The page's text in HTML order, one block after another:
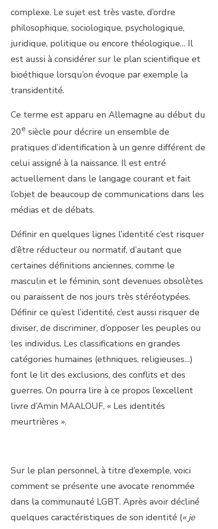
complexe. Le sujet est très vaste, d’ordre
philosophique, sociologique, psychologique,
juridique, politique ou encore théologique… Il
est aussi à considérer sur le plan scientifique et
bioéthique lorsqu’on évoque par exemple la
transidentité.
Ce terme est apparu en Allemagne au début du
20e siècle pour décrire un ensemble de
pratiques d’identification à un genre différent de
celui assigné à la naissance. Il est entré
actuellement dans le langage courant et fait
l’objet de beaucoup de communications dans les
médias et de débats.
Définir en quelques lignes l’identité c’est risquer
d’être réducteur ou normatif, d’autant que
certaines définitions anciennes, comme le
masculin et le féminin, sont devenues obsolètes
ou paraissent de nos jours très stéréotypées.
Définir ce qu’est l’identité, c’est aussi risquer de
diviser, de discriminer, d’opposer les peuples ou
les individus. Les classifications en grandes
catégories humaines (ethniques, religieuses…)
font le lit des exclusions, des conflits et des
guerres. On pourra lire à ce propos l’excellent
livre d’Amin MAALOUF, « Les identités
meurtrières ».
Sur le plan personnel, à titre d’exemple, voici
comment se présente une avocate renommée
dans la communauté LGBT. Après avoir décliné
quelques caractéristiques de son identité (« je